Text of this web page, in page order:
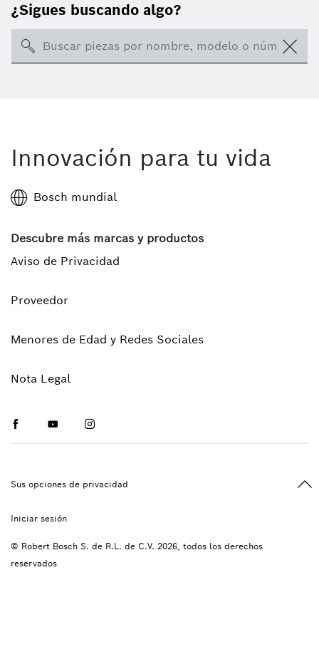
¿Sigues buscando algo?
Search
Innovación para tu vida
Bosch mundial
Descubre más marcas y productos
Aviso de Privacidad
Proveedor
Menores de Edad y Redes Sociales
Nota Legal
FacebookYoutubeInstagram
Sus opciones de privacidad
Iniciar sesión
© Robert Bosch S. de R.L. de C.V. 2026, todos los derechos
reservados